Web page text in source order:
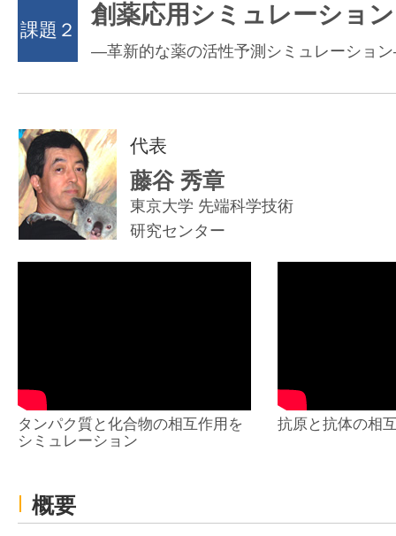
課題２
創薬応用シミュレーション
―革新的な薬の活性予測シミュレーショ
代表
藤谷 秀章
東京大学 先端科学技術
研究センター
タンパク質と化合物の相互作用を
シミュレーション
抗原と抗体の相
概要